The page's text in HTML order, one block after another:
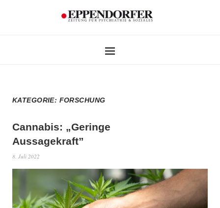
KATEGORIE: FORSCHUNG
Cannabis: „Geringe
Aussagekraft”
8. Juli 2022